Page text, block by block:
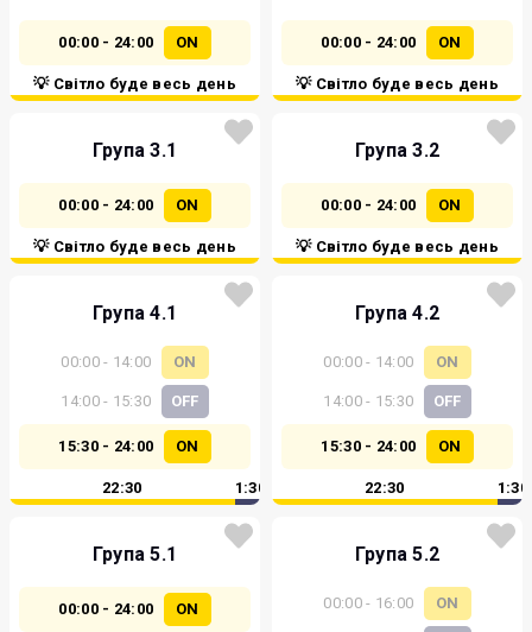
00:00 - 24:00 ON
💡 Світло буде весь день
00:00 - 24:00 ON
💡 Світло буде весь день
Група 3.1
00:00 - 24:00 ON
💡 Світло буде весь день
Група 3.2
00:00 - 24:00 ON
💡 Світло буде весь день
Група 4.1
00:00 - 14:00 ON
14:00 - 15:30 OFF
15:30 - 24:00 ON
22:30 1:30
Група 4.2
00:00 - 14:00 ON
14:00 - 15:30 OFF
15:30 - 24:00 ON
22:30 1:30
Група 5.1
00:00 - 24:00 ON
Група 5.2
00:00 - 16:00 ON